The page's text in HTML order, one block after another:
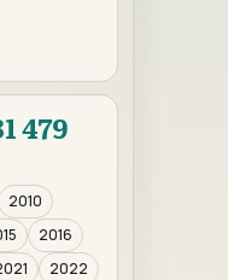
479
2010
2016
2022